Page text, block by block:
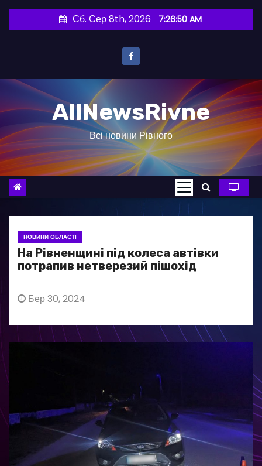
и
о
в
Сб. Сер 8th, 2026 7:26:51 AM
AllNewsRivne
Всі новини Рівного
НОВИНИ ОБЛАСТІ
На Рівненщині під колеса автівки
потрапив нетверезий пішохід
Бер 30, 2024